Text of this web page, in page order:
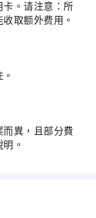
。请注意：所
取额外费用。
異，且部分費
。